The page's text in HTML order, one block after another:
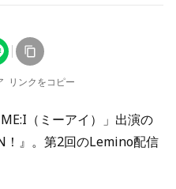
リンクをコピー
（ミーアイ）」出演の
！』。第2回のLemino配信